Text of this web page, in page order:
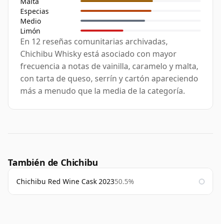
Especias
Medio
Limón
En 12 reseñas comunitarias archivadas,
Chichibu Whisky está asociado con mayor
frecuencia a notas de vainilla, caramelo y malta,
con tarta de queso, serrín y cartón apareciendo
más a menudo que la media de la categoría.
También de Chichibu
Chichibu Red Wine Cask 202350.5%